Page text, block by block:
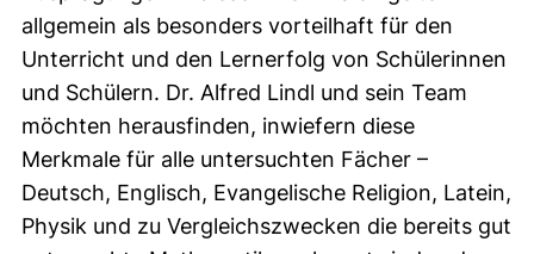
allgemein als besonders vorteilhaft für den
Unterricht und den Lernerfolg von Schülerinnen
und Schülern. Dr. Alfred Lindl und sein Team
möchten herausfinden, inwiefern diese
Merkmale für alle untersuchten Fächer –
Deutsch, Englisch, Evangelische Religion, Latein,
Physik und zu Vergleichszwecken die bereits gut